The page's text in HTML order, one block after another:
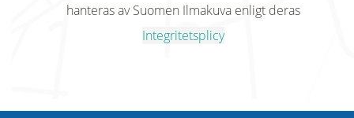
hanteras av Suomen Ilmakuva enligt deras
Integritetsplicy